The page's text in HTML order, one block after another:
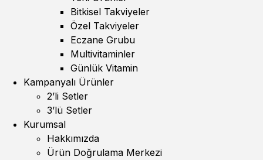
Bitkisel Takviyeler
Özel Takviyeler
Eczane Grubu
Multivitaminler
Günlük Vitamin
Kampanyalı Ürünler
2’li Setler
3’lü Setler
Kurumsal
Hakkımızda
Ürün Doğrulama Merkezi